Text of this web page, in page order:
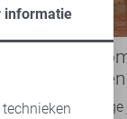
Boho
overal
Van luchtige
informatie